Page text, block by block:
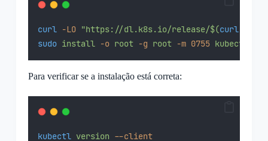
curl -LO "https://dl.k8s.io/release/$(curl
sudo install -o root -g root -m 0755 kubectl
Para verificar se a instalação está correta:
kubectl version --client